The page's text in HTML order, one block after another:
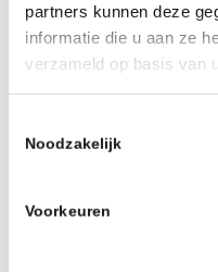
partners kunnen deze
informatie die u aan ze
verzameld op basis van
Noodzakelijk
Voorkeuren